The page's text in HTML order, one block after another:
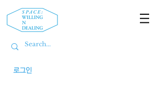
로그인